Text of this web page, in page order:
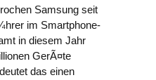
Samsung seit
im Smartphone-
in diesem Jahr
GerÃ¤te
das einen